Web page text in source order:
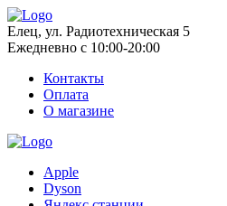
Елец, ул. Радиотехническая 5
Ежедневно с 10:00-20:00
Контакты
Оплата
О магазине
Apple
Dyson